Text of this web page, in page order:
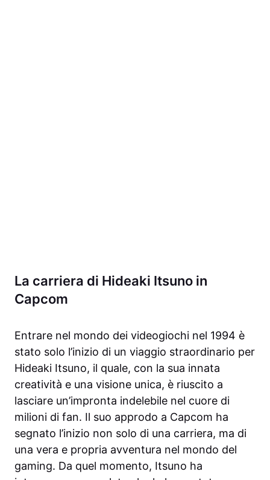
La carriera di Hideaki Itsuno in
Capcom
Entrare nel mondo dei videogiochi nel 1994 è
stato solo l’inizio di un viaggio straordinario per
Hideaki Itsuno, il quale, con la sua innata
creatività e una visione unica, è riuscito a
lasciare un’impronta indelebile nel cuore di
milioni di fan. Il suo approdo a Capcom ha
segnato l’inizio non solo di una carriera, ma di
una vera e propria avventura nel mondo del
gaming. Da quel momento, Itsuno ha